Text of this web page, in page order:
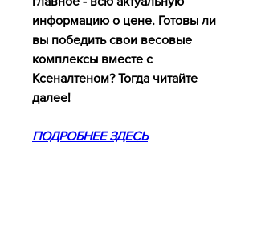
информацию о цене. Готовы ли
вы победить свои весовые
комплексы вместе с
Ксеналтеном? Тогда читайте
далее!
ПОДРОБНЕЕ ЗДЕСЬ